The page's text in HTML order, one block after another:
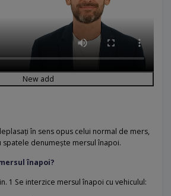
New add
în sens opus celui normal de mers,
spatele denumește mersul înapoi.
înapoi?
1 Se interzice mersul înapoi cu vehiculul: